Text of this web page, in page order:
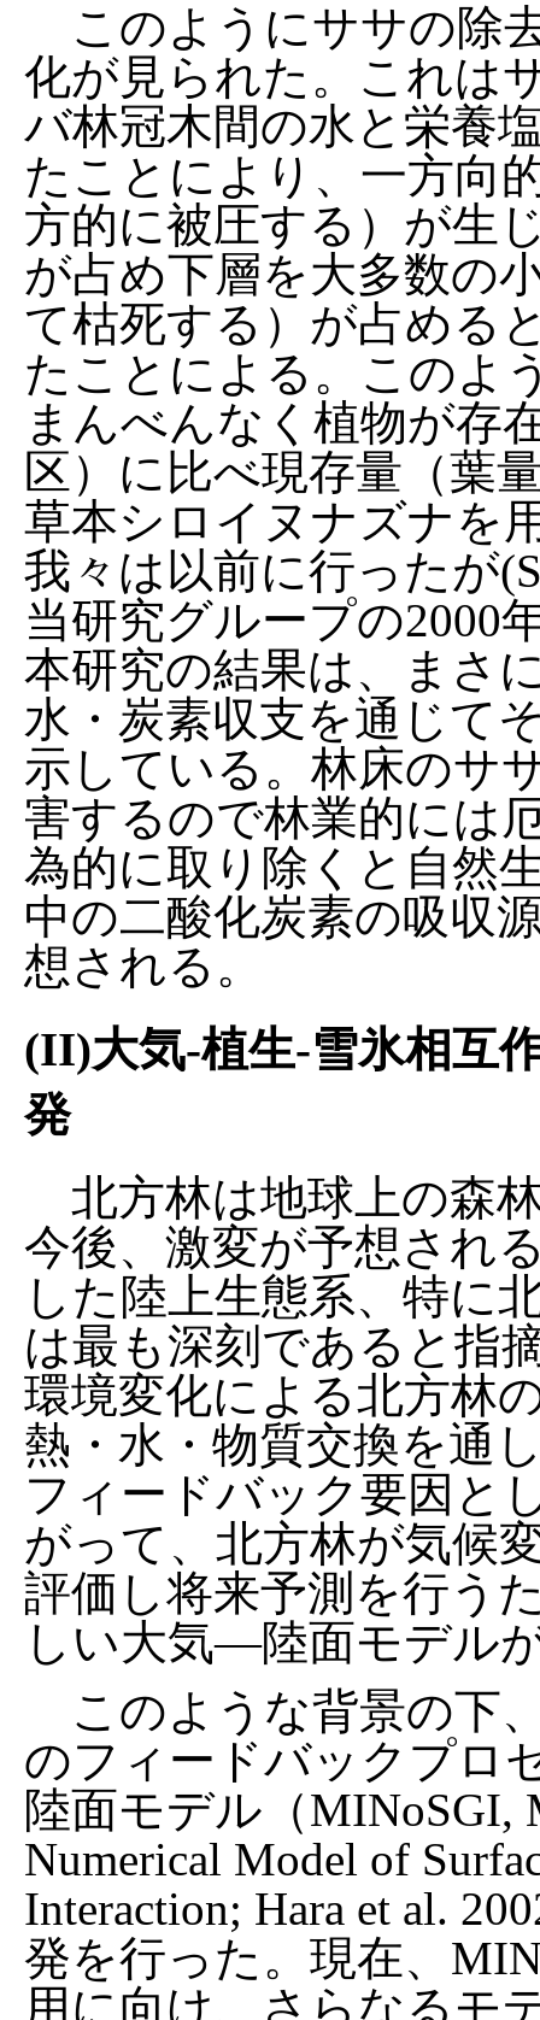
このようにササの除
化が見られた。これは
バ林冠木間の水と栄養
たことにより、一方向
方的に被圧する）が生
が占め下層を大多数の
て枯死する）が占める
たことによる。このよ
まんべんなく植物が存
区）に比べ現存量（葉
草本シロイヌナズナを
我々は以前に行ったが
当研究グループの2000
本研究の結果は、まさ
水・炭素収支を通じて
示している。林床のサ
害するので林業的には
為的に取り除くと自然
中の二酸化炭素の吸収
想される。
(II)大気-植生-雪氷相互
発
北方林は地球上の森
今後、激変が予想され
した陸上生態系、特に
は最も深刻であると指
環境変化による北方林
熱・水・物質交換を通
フィードバック要因と
がって、北方林が気候
評価し将来予測を行う
しい大気—陸面モデル
このような背景の下
のフィードバックプロ
陸面モデル（MINoSGI,
Numerical Model of
Interaction; Hara et al.
発を行った。現在、
用に向け、さらなるモ